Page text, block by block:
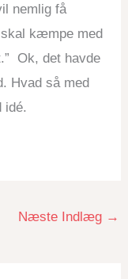
nemlig få
kæmpe med
Ok, det havde
Hvad så med
idé.
Næste Indlæg →